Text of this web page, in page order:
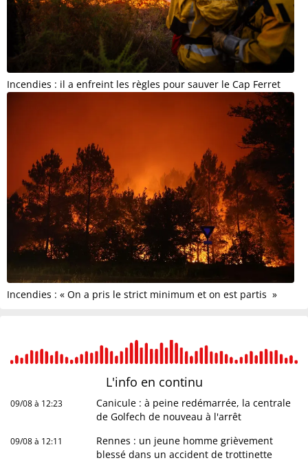
Incendies : il a enfreint les règles pour sauver le Cap Ferret
Incendies : « On a pris le strict minimum et on est partis »
L'info en continu
09/08 à 12:23
Canicule : à peine redémarrée, la centrale
de Golfech de nouveau à l'arrêt
09/08 à 12:11
Rennes : un jeune homme grièvement
blessé dans un accident de trottinette